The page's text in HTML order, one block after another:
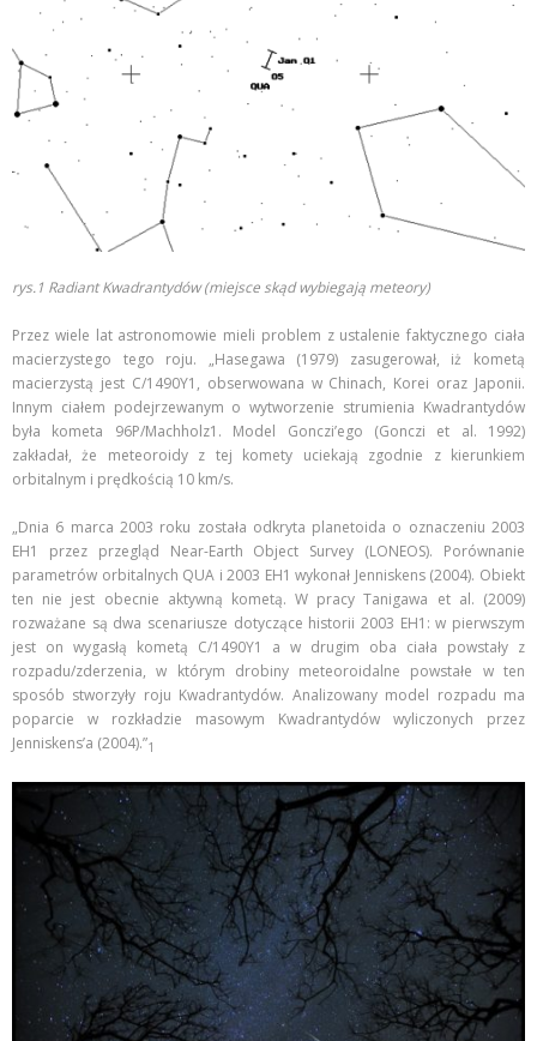
rys.1 Radiant Kwadrantydów (miejsce skąd wybiegają meteory)
Przez wiele lat astronomowie mieli problem z ustalenie faktycznego ciała
macierzystego tego roju. „Hasegawa (1979) zasugerował, iż kometą
macierzystą jest C/1490Y1, obserwowana w Chinach, Korei oraz Japonii.
Innym ciałem podejrzewanym o wytworzenie strumienia Kwadrantydów
była kometa 96P/Machholz1. Model Gonczi’ego (Gonczi et al. 1992)
zakładał, że meteoroidy z tej komety uciekają zgodnie z kierunkiem
orbitalnym i prędkością 10 km/s.
„Dnia 6 marca 2003 roku została odkryta planetoida o oznaczeniu 2003
EH1 przez przegląd Near-Earth Object Survey (LONEOS). Porównanie
parametrów orbitalnych QUA i 2003 EH1 wykonał Jenniskens (2004). Obiekt
ten nie jest obecnie aktywną kometą. W pracy Tanigawa et al. (2009)
rozważane są dwa scenariusze dotyczące historii 2003 EH1: w pierwszym
jest on wygasłą kometą C/1490Y1 a w drugim oba ciała powstały z
rozpadu/zderzenia, w którym drobiny meteoroidalne powstałe w ten
sposób stworzyły roju Kwadrantydów. Analizowany model rozpadu ma
poparcie w rozkładzie masowym Kwadrantydów wyliczonych przez
Jenniskens’a (2004).”1